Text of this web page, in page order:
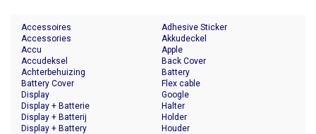
Accessoires
Accessories
Accu
Accudeksel
Achterbehuizing
Adhesive Sticker
Akkudeckel
Apple
Back Cover
Battery
Battery Cover
Display
Display + Batterie
Display + Batterij
Display + Battery
Flex cable
Google
Halter
Holder
Houder